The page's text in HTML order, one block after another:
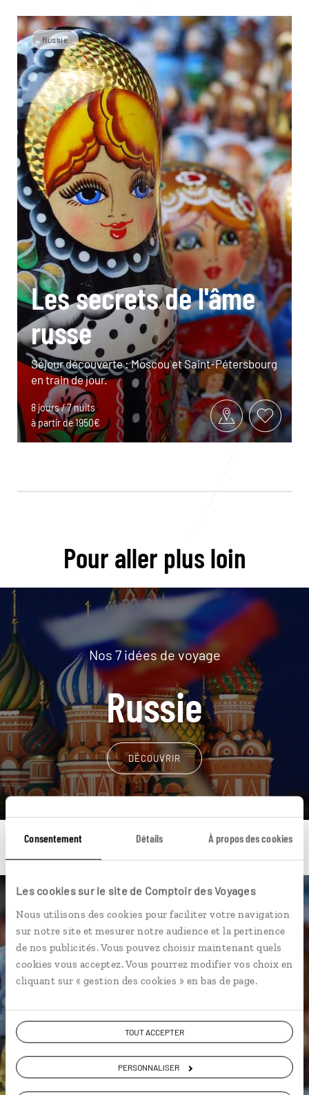
Consentement Détails À propos des cookies
Les cookies sur le site de Comptoir des Voyages
Nous utilisons des cookies pour faciliter votre navigation
sur notre site et mesurer notre audience et la pertinence
de nos publicités. Vous pouvez choisir maintenant quels
cookies vous acceptez. Vous pourrez modifier vos choix en
cliquant sur « gestion des cookies » en bas de page.
TOUT ACCEPTER
PERSONNALISER
Russie
Les secrets de l'âme
russe
Séjour découverte : Moscou et Saint-Pétersbourg
en train de jour.
8 jours / 7 nuits
à partir de 1950€
Pour aller plus loin
Nos 7 idées de voyage
Russie
DÉCOUVRIR
Une envie de voyage
particulière ?
Cathédrale de la Dormition
Cathédrale de la Résurrection Cathédrale Saint-Isaac